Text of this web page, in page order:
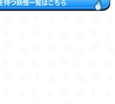
つ妖怪一覧はこちら